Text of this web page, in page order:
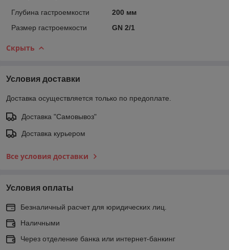
Глубина гастроемкости
200 мм
Размер гастроемкости
GN 2/1
Скрыть
Условия доставки
Доставка осуществляется только по предоплате.
Доставка "Самовывоз"
Доставка курьером
Все условия доставки
Условия оплаты
Безналичный расчет для юридических лиц.
Наличными
Через отделение банка или интернет-банкинг